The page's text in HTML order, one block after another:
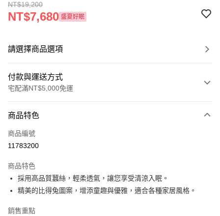
NT$19,200
NT$7,680 盛夏好眠
請選擇商品選項
付款與運送方式
宅配滿NT$5,000免運
信用卡一次付款
ATM付款
運送方式
新竹物流
每筆NT$100，滿NT$5,000(含以上)免運費
商品特色
商品編號
11783200
商品特色
採用高品質蠶絲，輕柔透氣，讓您享受清涼入眠。
精美的比得兔圖案，增添童趣與優雅，適合各種家居風格。
銷售重點